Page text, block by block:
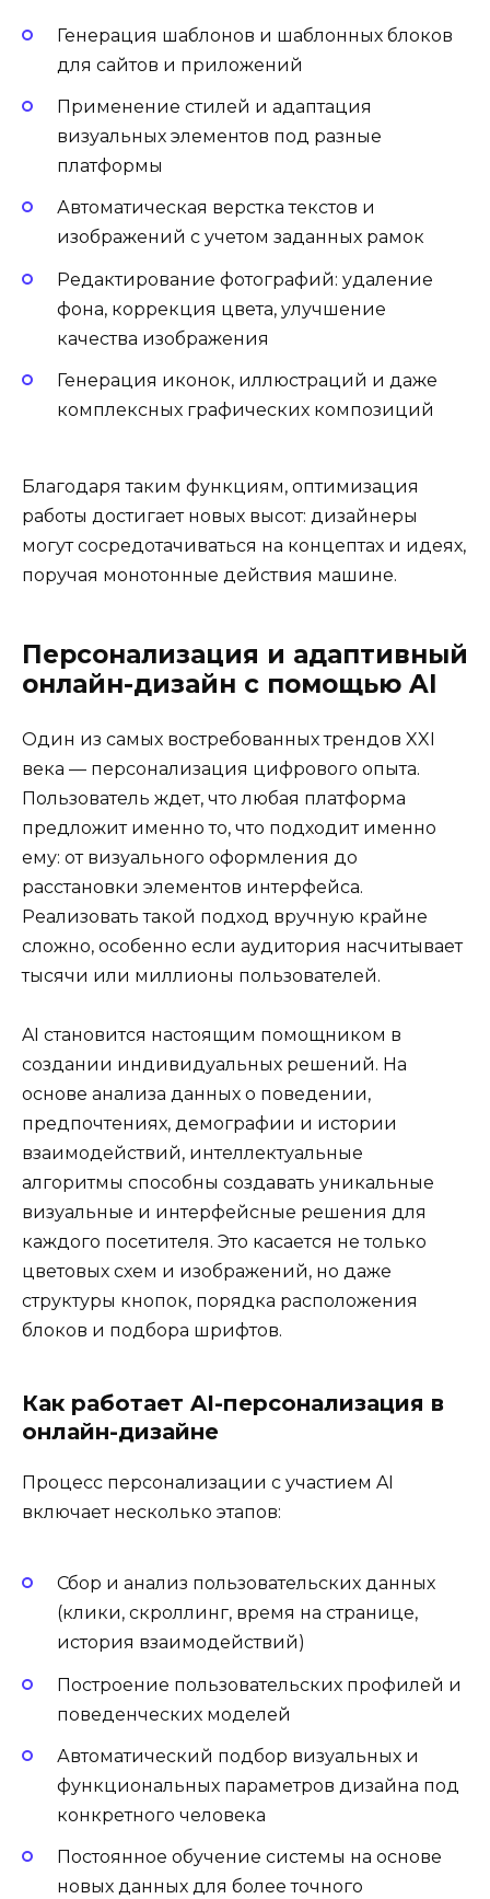
Генерация шаблонов и шаблонных блоков
для сайтов и приложений
Применение стилей и адаптация
визуальных элементов под разные
платформы
Автоматическая верстка текстов и
изображений с учетом заданных рамок
Редактирование фотографий: удаление
фона, коррекция цвета, улучшение
качества изображения
Генерация иконок, иллюстраций и даже
комплексных графических композиций
Благодаря таким функциям, оптимизация
работы достигает новых высот: дизайнеры
могут сосредотачиваться на концептах и идеях,
поручая монотонные действия машине.
Персонализация и адаптивный
онлайн-дизайн с помощью AI
Один из самых востребованных трендов XXI
века — персонализация цифрового опыта.
Пользователь ждет, что любая платформа
предложит именно то, что подходит именно
ему: от визуального оформления до
расстановки элементов интерфейса.
Реализовать такой подход вручную крайне
сложно, особенно если аудитория насчитывает
тысячи или миллионы пользователей.
AI становится настоящим помощником в
создании индивидуальных решений. На
основе анализа данных о поведении,
предпочтениях, демографии и истории
взаимодействий, интеллектуальные
алгоритмы способны создавать уникальные
визуальные и интерфейсные решения для
каждого посетителя. Это касается не только
цветовых схем и изображений, но даже
структуры кнопок, порядка расположения
блоков и подбора шрифтов.
Как работает AI-персонализация в
онлайн-дизайне
Процесс персонализации с участием AI
включает несколько этапов:
Сбор и анализ пользовательских данных
(клики, скроллинг, время на странице,
история взаимодействий)
Построение пользовательских профилей и
поведенческих моделей
Автоматический подбор визуальных и
функциональных параметров дизайна под
конкретного человека
Постоянное обучение системы на основе
новых данных для более точного